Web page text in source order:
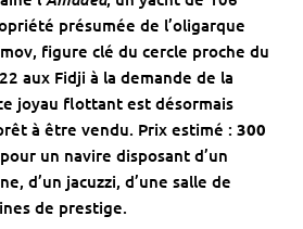
présumée de l’oligarque
figure clé du cercle proche du
aux Fidji à la demande de la
joyau flottant est désormais
à être vendu. Prix estimé : 300
un navire disposant d’un
d’un jacuzzi, d’une salle de
de prestige.